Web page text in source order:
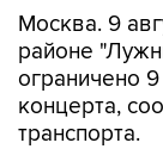
Москва. 9
районе
ограничено
концерта,
транспорта.